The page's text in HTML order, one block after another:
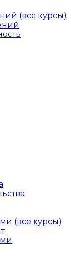
(все курсы)
(все курсы)